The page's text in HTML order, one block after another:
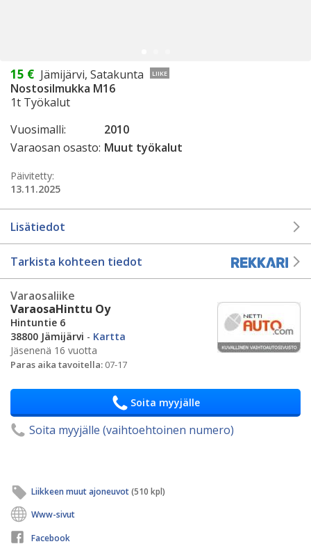
15 € Jämijärvi, Satakunta LIIKE
Nostosilmukka M16
1t Työkalut
Vuosimalli:
2010
Varaosan osasto: Muut työkalut
Päivitetty:
13.11.2025
Lisätiedot
Tarkista kohteen tiedot
Varaosaliike
VaraosaHinttu Oy
Hintuntie 6
38800 Jämijärvi - Kartta
Jäsenenä 16 vuotta
Paras aika tavoitella: 07-17
Soita myyjälle
Soita myyjälle (vaihtoehtoinen numero)
Liikkeen muut ajoneuvot(510 kpl)
Www-sivut
Facebook